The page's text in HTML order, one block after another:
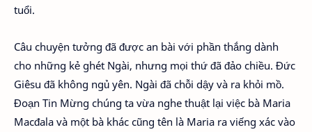
tuổi.
Câu chuyện tưởng đã được an bài với phần thắng dành
cho những kẻ ghét Ngài, nhưng mọi thứ đã đảo chiều. Đức
Giêsu đã không ngủ yên. Ngài đã chỗi dậy và ra khỏi mồ.
Đoạn Tin Mừng chúng ta vừa nghe thuật lại việc bà Maria
Macđala và một bà khác cũng tên là Maria ra viếng xác vào